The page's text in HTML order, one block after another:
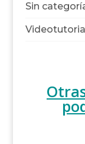
Sin
Videotutorial